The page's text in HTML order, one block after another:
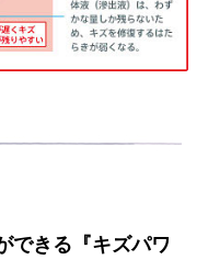
できる『キズパワ